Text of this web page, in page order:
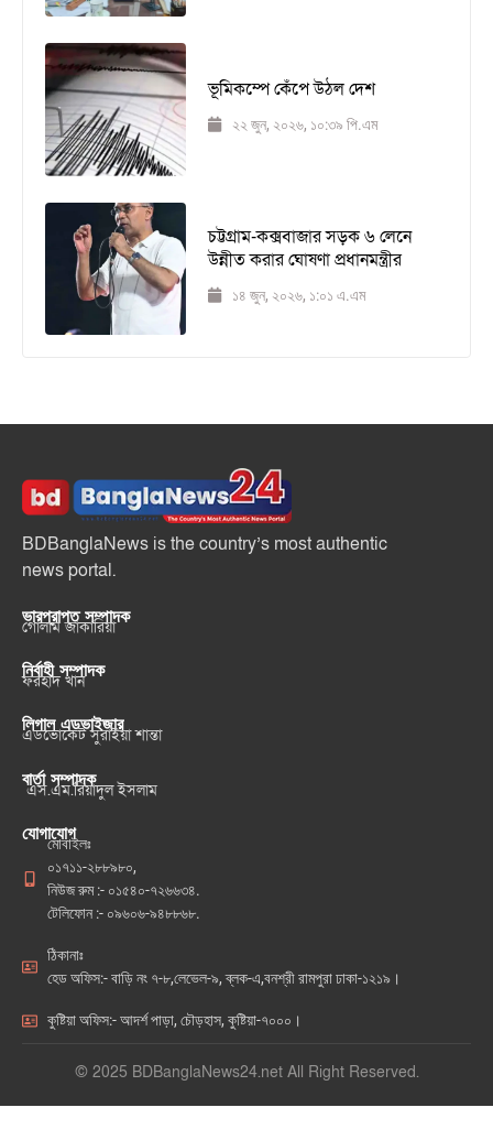
ভূমিকম্পে কেঁপে উঠল দেশ
২২ জুন, ২০২৬, ১০:৩৯ পি.এম
চট্টগ্রাম-কক্সবাজার সড়ক ৬ লেনে
উন্নীত করার ঘোষণা প্রধানমন্ত্রীর
১৪ জুন, ২০২৬, ১:০১ এ.এম
BDBanglaNews is the country’s most authentic
news portal.
ভারপ্রাপ্ত সম্পাদক
গোলাম জাকারিয়া
নির্বাহী সম্পাদক
ফরহাদ খান
লিগাল এডভাইজার
এডভোকেট সুরাইয়া শান্তা
বার্তা সম্পাদক
এস.এম.রিয়াদুল ইসলাম
যোগাযোগ
মোবাইলঃ
০১৭১১-২৮৮৯৮০,
নিউজ রুম :- ০১৫৪০-৭২৬৬৩৪.
টেলিফোন :- ০৯৬০৬-৯৪৮৮৬৮.
ঠিকানাঃ
হেড অফিস:- বাড়ি নং ৭-৮,লেভেল-৯, ব্লক-এ,বনশ্রী রামপুরা ঢাকা-১২১৯।
কুষ্টিয়া অফিস:- আদর্শ পাড়া, চৌড়হাস, কুষ্টিয়া-৭০০০।
© 2025 BDBanglaNews24.net All Right Reserved.